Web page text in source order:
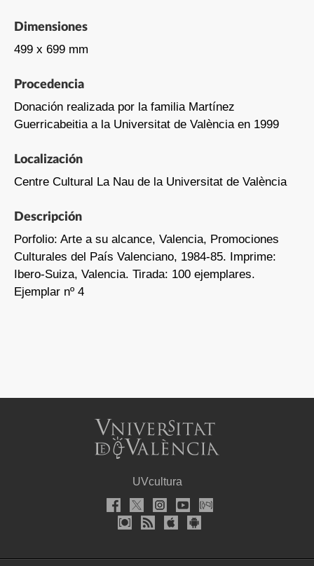
Dimensiones
499 x 699 mm
Procedencia
Donación realizada por la familia Martínez
Guerricabeitia a la Universitat de València en 1999
Localización
Centre Cultural La Nau de la Universitat de València
Descripción
Porfolio: Arte a su alcance, Valencia, Promociones
Culturales del País Valenciano, 1984-85. Imprime:
Ibero-Suiza, Valencia. Tirada: 100 ejemplares.
Ejemplar nº 4
UVcultura